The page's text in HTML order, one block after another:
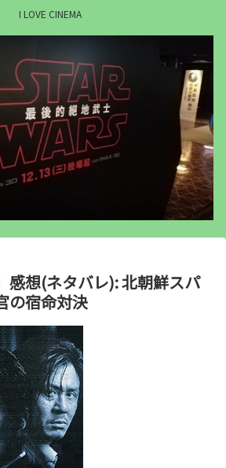
I LOVE CINEMA
感想(ネタバレ): 北朝鮮スパ
の宿命対決